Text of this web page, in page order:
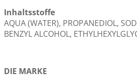
Inhaltsstoffe
AQUA (WATER), PROPANEDIOL,
BENZYL ALCOHOL,
DIE MARKE